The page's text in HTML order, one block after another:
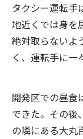
タクシー運転手
地近くでは身を
絶対取らないよ
く、運転手に一
開発区での昼食
できた。その後
の隣にある大丸